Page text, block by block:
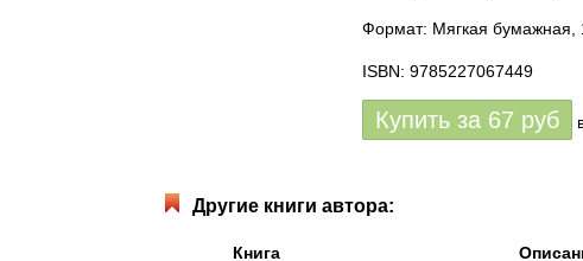
Формат: Мягкая бумажная,
ISBN: 9785227067449
Купить за 67 руб
Другие книги автора:
Книга